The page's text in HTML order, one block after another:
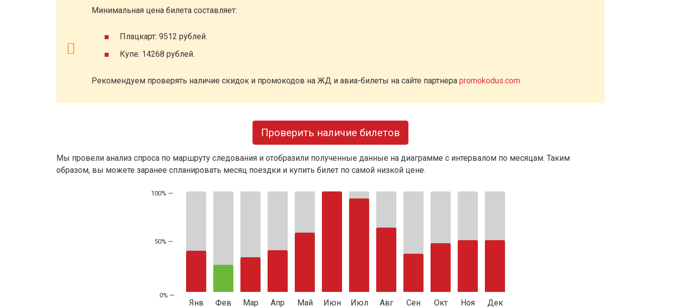
Минимальная цена билета составляет:
Плацкарт: 9512 рублей.
Купе: 14268 рублей.
Рекомендуем проверять наличие скидок и промокодов на ЖД и авиа-билеты на сайте партнера promokodus.com
Проверить наличие билетов
Мы провели анализ спроса по маршруту следования и отобразили полученные данные на диаграмме с интервалом по месяцам. Таким
образом, вы можете заранее спланировать месяц поездки и купить билет по самой низкой цене.
50% —
Янв Фев Мар Апр Май Июн Июл Авг Сен Окт Ноя Дек